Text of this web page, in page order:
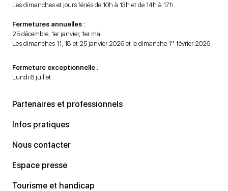
Les dimanches et jours fériés de 10h à 13h et de 14h à 17h.
Fermetures annuelles :
25 décembre, 1er janvier, 1er mai
Les dimanches 11, 18 et 25 janvier 2026 et le dimanche 1er février 2026.
Fermeture exceptionnelle :
Lundi 6 juillet
Partenaires et professionnels
Infos pratiques
Nous contacter
Espace presse
Tourisme et handicap